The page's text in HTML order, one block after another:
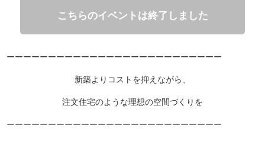
こちらのイベントは終了しました
ーーーーーーーーーーーーーーーーーーーーーーーーーー
新築よりコストを抑えながら、
注文住宅のような理想の空間づくりを
ーーーーーーーーーーーーーーーーーーーーーーーーーー